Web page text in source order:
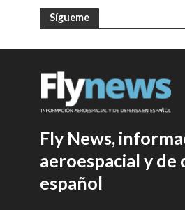
Sígueme
Fly News,
aeroespacial y de
español